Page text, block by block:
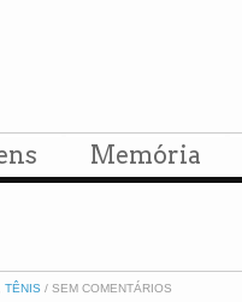
Memória
TÊNIS / SEM COMENTÁRIOS